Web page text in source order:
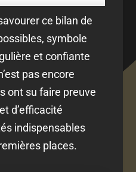
ce bilan de
symbole
et confiante
pas encore
ont su faire preuve
d’efficacité
indispensables
places.